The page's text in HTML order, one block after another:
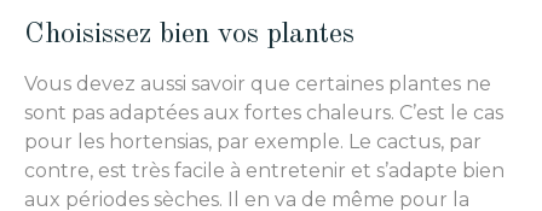
Choisissez bien vos plantes
Vous devez aussi savoir que certaines plantes ne
sont pas adaptées aux fortes chaleurs. C’est le cas
pour les hortensias, par exemple. Le cactus, par
contre, est très facile à entretenir et s’adapte bien
aux périodes sèches. Il en va de même pour la